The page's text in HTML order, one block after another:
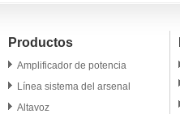
Productos
Amplificador de potencia
Línea sistema del arsenal
Altavoz